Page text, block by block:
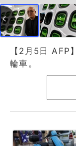
【2月5日 AFP
輪車。